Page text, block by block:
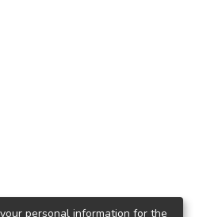
personal information for the